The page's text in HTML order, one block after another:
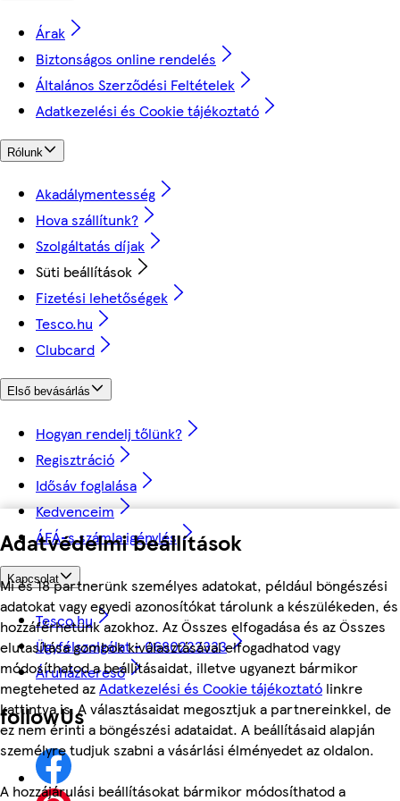
Adatvédelmi beállítások
Mi és 18 partnerünk személyes adatokat, például böngészési
adatokat vagy egyedi azonosítókat tárolunk a készülékeden, és
hozzáférhetünk azokhoz. Az Összes elfogadása és az Összes
elutasítása gombok kiválasztásával elfogadhatod vagy
módosíthatod a beállításaidat, illetve ugyanezt bármikor
megteheted azAdatkezelési és Cookie tájékoztató linkre
kattintva is. A választásaidat megosztjuk a partnereinkkel, de
ez nem érinti a böngészési adataidat. A beállításaid alapján
személyre tudjuk szabni a vásárlási élményedet az oldalon.
A hozzájárulási beállításokat bármikor módosíthatod a
Árak
Biztonságos online rendelés
Általános Szerződési Feltételek
Adatkezelési és Cookie tájékoztató
Rólunk
Akadálymentesség
Hova szállítunk?
Szolgáltatás díjak
Süti beállítások
Fizetési lehetőségek
Tesco.hu
Clubcard
Első bevásárlás
Hogyan rendelj tőlünk?
Regisztráció
Idősáv foglalása
Kedvenceim
ÁFÁ-s számla igénylés
Kapcsolat
Tesco.hu
Ügyfélszolgálat - 0680222333
Áruházkereső
followUs